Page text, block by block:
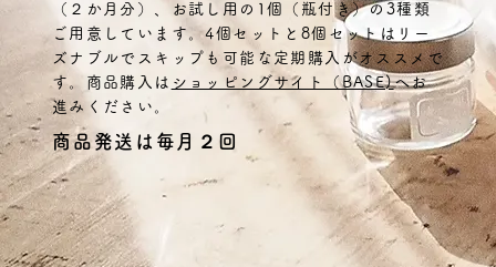
（２か月分）、お試し用の1個（瓶付き）の3種類
ご用意しています。4個セットと8個セットはリー
ズナブルでスキップも可能な定期購入がオススメで
す。商品購入は ショッピングサイト（BASE)へお
進みください。
商品発送は毎月２回